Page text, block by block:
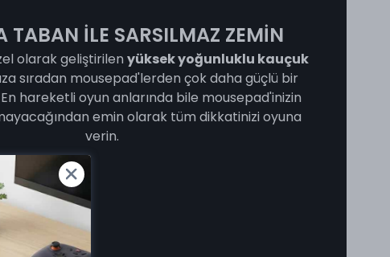
TABAN İLE SARSILMAZ ZEMİN
olarak geliştirilenyüksek yoğunluklu kauçuk
sıradan mousepad'lerden çok daha güçlü bir
hareketli oyun anlarında bile mousepad'inizin
emin olarak tüm dikkatinizi oyuna
verin.